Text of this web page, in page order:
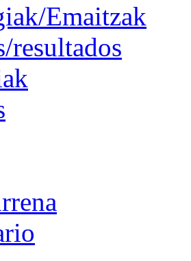
Emaitzak
resultados